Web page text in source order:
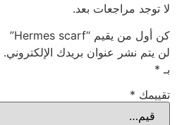
لا توجد مراجعات بعد.
كن أول من يقيم “Hermes scarf”
لن يتم نشر عنوان بريدك الإلكتروني.
بـ *
تقييمك *